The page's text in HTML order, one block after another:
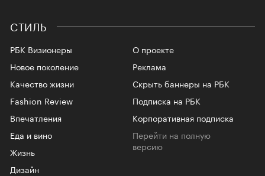
СТИЛЬ
РБК Визионеры
Новое поколение
Качество жизни
Fashion Review
Впечатления
Еда и вино
Жизнь
Дизайн
О проекте
Реклама
Скрыть баннеры на РБК
Подписка на РБК
Корпоративная подписка
Перейти на полную
версию